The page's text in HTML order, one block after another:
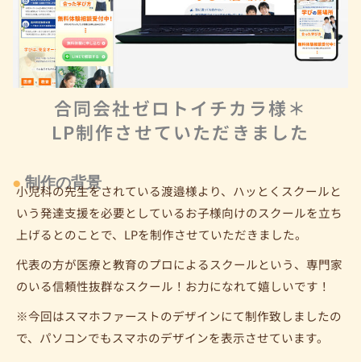
合同会社ゼロトイチカラ様＊
LP制作させていただきました
●制作の背景
小児科の先生をされている渡邉様より、ハッとく スクールと
いう発達支援を必要としているお子様向けのスクールを立ち
上げるとのことで、LPを制作させていただきました。
代表の方が医療と教育のプロによるスクールという、専門家
のいる信頼性抜群なスクール！お力になれて嬉しいです！
※今回はスマホファーストのデザインにて制作致しましたの
で、パソコンでもスマホのデザインを表示させています。